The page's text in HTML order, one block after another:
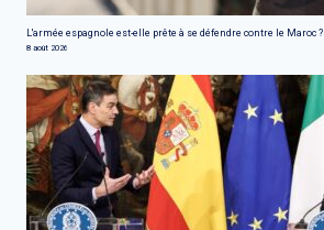
L'armée espagnole est-elle prête à se défendre contre le Maroc ?
8 août 2026